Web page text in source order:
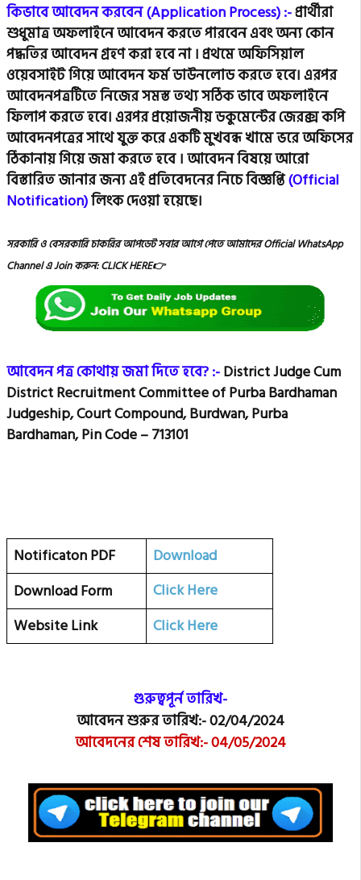
কিভাবে আবেদন করবেন (Application Process) :-প্রার্থীরা
শুধুমাত্র অফলাইনে আবেদন করতে পারবেন এবং অন্য কোন
পদ্ধতির আবেদন গ্রহণ করা হবে না । প্রথমেঅফিসিয়াল
ওয়েবসাইটগিয়ে আবেদন ফর্ম ডাউনলোড করতে হবে। এরপর
আবেদনপত্রটিতে নিজের সমস্ত তথ্য সঠিক ভাবে অফলাইনে
ফিলাপ করতে হবে। এরপর প্রয়োজনীয় ডকুমেন্টের জেরক্স কপি
আবেদনপত্রের সাথে যুক্ত করে একটি মুখবন্ধ খামে ভরে অফিসের
ঠিকানায় গিয়ে জমা করতে হবে ।আবেদন বিষয়ে আরো
বিস্তারিত জানার জন্য এই প্রতিবেদনের নিচে বিজ্ঞপ্তি(Official
Notification)লিংক দেওয়া হয়েছে।
সরকারি ও বেসরকারি চাকরির আপডেট সবার আগে পেতে আমাদের OfficialWhatsApp
Channel এ Join করুন: CLICK HERE👉
আবেদন পত্র কোথায় জমা দিতে হবে?:-District Judge Cum
District Recruitment Committee of Purba Bardhaman
Judgeship, Court Compound, Burdwan, Purba
Bardhaman, Pin Code – 713101
Notificaton PDF
Download
Download Form
Click Here
Website Link
Click Here
গুরুত্বপূর্ন তারিখ-
আবেদন শুরুর তারিখ:-02/04/2024
আবেদনের শেষ তারিখ:-04/05/2024